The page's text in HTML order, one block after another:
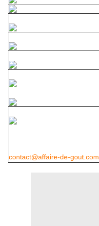
contact@affaire-de-gout.com